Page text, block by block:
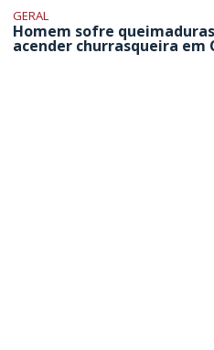
GERAL
Homem sofre
acender churrasqueira em